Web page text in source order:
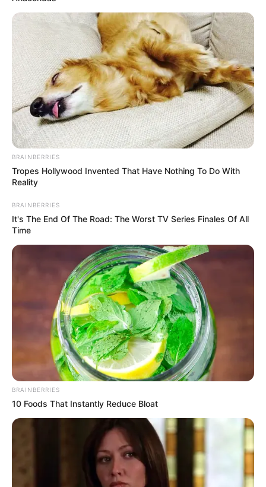
เช็กดวงครึ่งปีหลัง ดวงราศีเมษ 2568 ดูดวงแม่นๆ กับแม่
กวาง ไพ่ตองส่องใจ
เช็กดวงครึ่งปีหลัง ดวงราศีกุมภ์ 2568 ดูดวงแม่นๆ กับแม่
กวาง ไพ่ตองส่องใจ
เช็กดวงครึ่งปีหลัง ดวงราศีมิถุน 2568 ดูดวงแม่นๆ กับแม่
กวาง ไพ่ตองส่องใจ
คำทำนายดวงชะตาปี 68 วางจำหน่ายแล้ววันนี้
ช่องทางการสั่งซื้อที่แอปพลิเคชัน MTHAI
มือถือแอนดรอยด์
:https://play.google.com/store/apps/details
มือถือ iOS ไอโฟน
:https://apps.apple.com/gr/app/mthai-
com/id471243201
BRAINBERRIES
Tropes Hollywood Invented That Have Nothing To Do With
Reality
BRAINBERRIES
It's The End Of The Road: The Worst TV Series Finales Of All
Time
BRAINBERRIES
10 Foods That Instantly Reduce Bloat